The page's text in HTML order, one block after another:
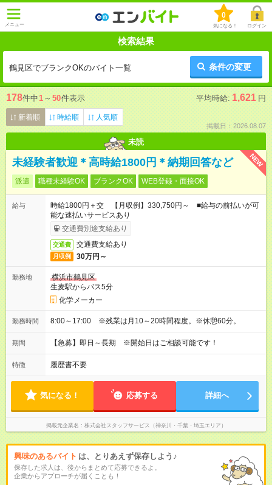
メニュー
0
気になる！ ログイン
検索結果
鶴見区でブランクOKのバイト一覧 条件の変更
178件中1 ～ 50件表示 平均時給: 1,621 円
新着順 時給順 人気順
掲載日：2026.08.07
未読
NEW
未経験者歓迎＊高時給1800円＊納期回答など
派遣 職種未経験OK ブランクOK WEB登録・面接OK
給与
時給1800円＋交 【月収例】330,750円～ ■給与の前払いが可
能な速払いサービスあり
交通費別途支給あり
交通費 交通費支給あり
月収例 30万円～
勤務地
横浜市鶴見区
生麦駅からバス5分
化学メーカー
勤務時間 8:00～17:00 ※残業は月10～20時間程度。※休憩60分。
期間 【急募】即日～長期 ※開始日はご相談可能です！
特徴 履歴書不要
気になる！ 応募する 詳細へ
掲載元企業名 株式会社スタッフサービス（神奈川・千葉・埼玉エリア）
興味のあるバイト は、とりあえず保存しよう♪
保存した求人は、後からまとめて応募できるよ。
企業からアプローチが届くことも！